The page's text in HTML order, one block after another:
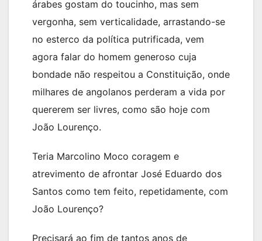
árabes gostam do toucinho, mas sem
vergonha, sem verticalidade, arrastando-se
no esterco da política putrificada, vem
agora falar do homem generoso cuja
bondade não respeitou a Constituição, onde
milhares de angolanos perderam a vida por
quererem ser livres, como são hoje com
João Lourenço.
Teria Marcolino Moco coragem e
atrevimento de afrontar José Eduardo dos
Santos como tem feito, repetidamente, com
João Lourenço?
Precisará ao fim de tantos anos de